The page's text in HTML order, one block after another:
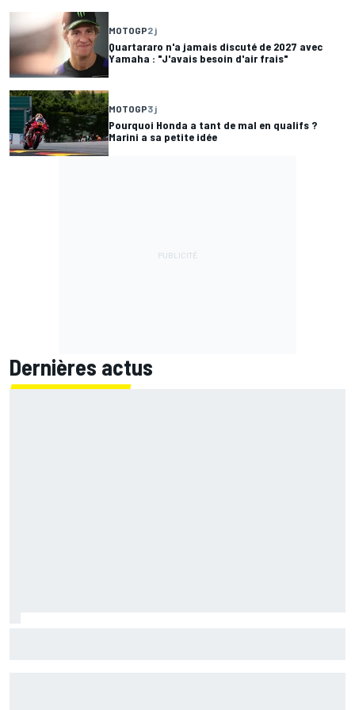
MOTOGP2 j
Quartararo n'a jamais discuté de 2027 avec
Yamaha : "J'avais besoin d'air frais"
MOTOGP3 j
Pourquoi Honda a tant de mal en qualifs ?
Marini a sa petite idée
Dernières actus